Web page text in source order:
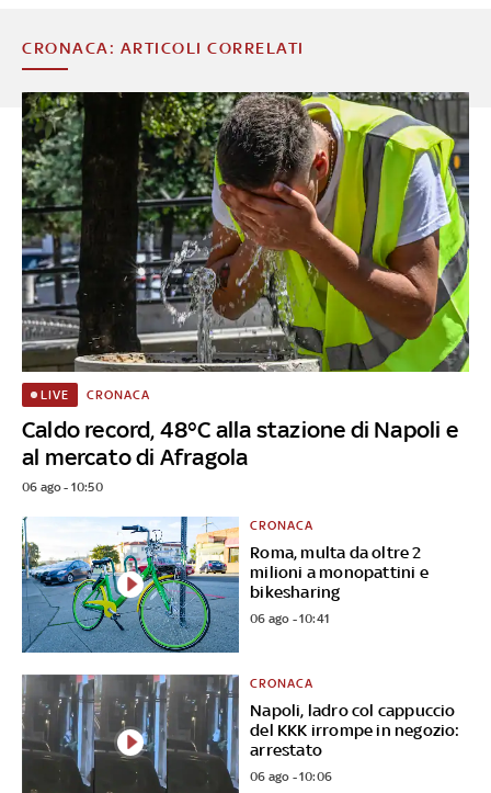
CRONACA: ARTICOLI CORRELATI
Caldo record, 48°C alla stazione di Napoli e
al mercato di Afragola
LIVE CRONACA
06 ago - 10:50
Roma, multa da oltre 2
milioni a monopattini e
bikesharing
CRONACA
06 ago - 10:41
Napoli, ladro col cappuccio
del KKK irrompe in negozio:
arrestato
CRONACA
06 ago - 10:06